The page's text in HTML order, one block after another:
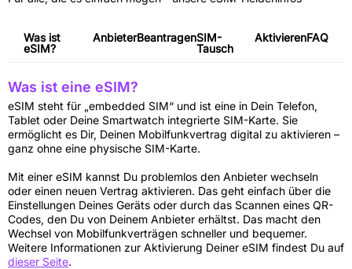
Was ist
eSIM?
AnbieterBeantragenSIM-
Tausch
AktivierenFAQ
Was ist eine eSIM?
eSIM steht für „embedded SIM“ und ist eine in Dein Telefon,
Tablet oder Deine Smartwatch integrierte SIM-Karte. Sie
ermöglicht es Dir, Deinen Mobilfunkvertrag digital zu aktivieren –
ganz ohne eine physische SIM-Karte.
Mit einer eSIM kannst Du problemlos den Anbieter wechseln
oder einen neuen Vertrag aktivieren. Das geht einfach über die
Einstellungen Deines Geräts oder durch das Scannen eines QR-
Codes, den Du von Deinem Anbieter erhältst. Das macht den
Wechsel von Mobilfunkverträgen schneller und bequemer.
Weitere Informationen zur Aktivierung Deiner eSIM findest Du auf
dieser Seite.